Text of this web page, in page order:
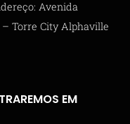
Avenida
– Torre City Alphaville
EM